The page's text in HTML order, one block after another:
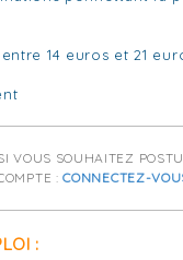
14 euros et 21
VOUS SOUHAITEZ
:CONNECTEZ-
: